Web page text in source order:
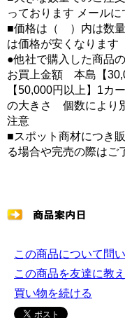
っております メール
■価格は（ ）内は数
は価格が安くなります
●他社で購入した商品
お買上金額 本島【
【50,000円以上】1
の大きさ 個数により
注意
■スポット商材につき
る場合や完売の際はご
この商品について問
この商品を友達に教
買い物を続ける